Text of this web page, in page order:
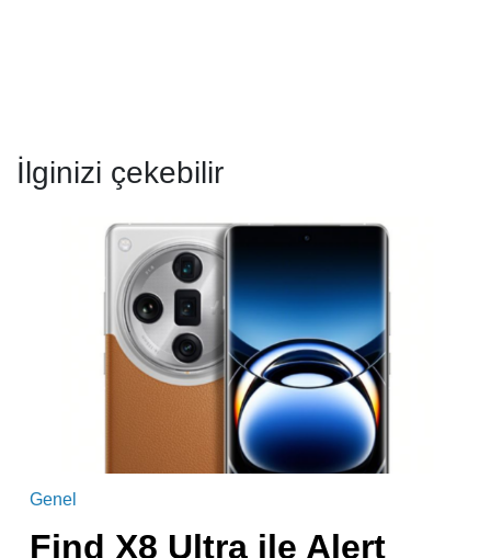
İlginizi çekebilir
Genel
Find X8 Ultra ile Alert